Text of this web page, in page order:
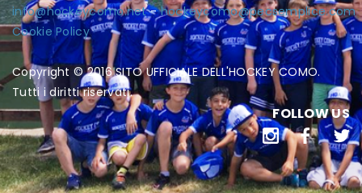
info@hockeycomo.net-hockeycomo@pecsemplice.com
Cookie Policy
Copyright © 2016 SITO UFFICIALE DELL'HOCKEY COMO.
Tutti i diritti riservati.
FOLLOW US